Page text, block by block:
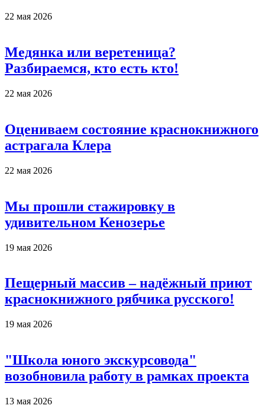
22 мая 2026
Медянка или веретеница?
Разбираемся, кто есть кто!
22 мая 2026
Оцениваем состояние краснокнижного
астрагала Клера
22 мая 2026
Мы прошли стажировку в
удивительном Кенозерье
19 мая 2026
Пещерный массив – надёжный приют
краснокнижного рябчика русского!
19 мая 2026
"Школа юного экскурсовода"
возобновила работу в рамках проекта
13 мая 2026